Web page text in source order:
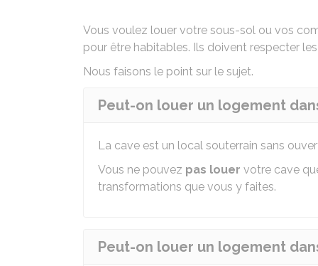
Vous voulez louer votre sous-sol ou vos
pour être habitables. Ils doivent respecter les
Nous faisons le point sur le sujet.
Peut-on louer un logement
La cave est un local souterrain sans
Vous ne pouvez pas louer votre cave
transformations que vous y faites.
Peut-on louer un logement